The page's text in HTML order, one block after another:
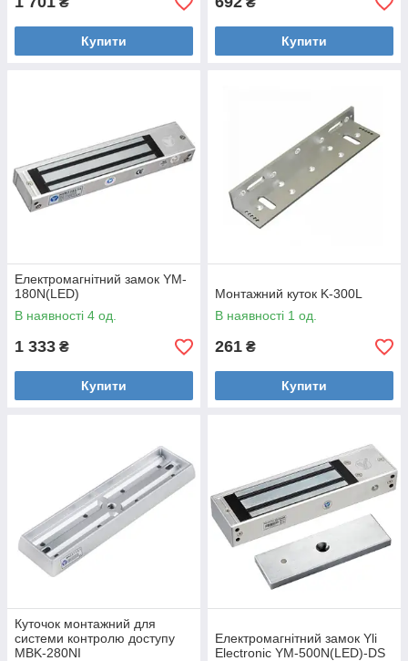
Купити Купити
Електромагнітний замок YM-
180N(LED)
В наявності 4 од.
1 333 ₴
Купити
Монтажний куток K-300L
В наявності 1 од.
261 ₴
Купити
Куточок монтажний для
системи контролю доступу
MBK-280NI
Електромагнітний замок Yli
Electronic YM-500N(LED)-DS